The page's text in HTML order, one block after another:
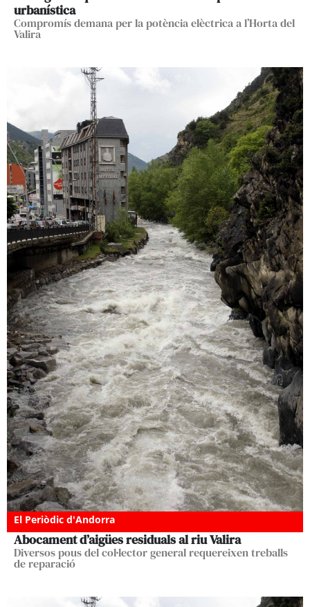
urbanística
Compromís demana per la potència elèctrica a l’Horta del
Valira
El Periòdic d'Andorra
Abocament d’aigües residuals al riu Valira
Diversos pous del col·lector general requereixen treballs
de reparació